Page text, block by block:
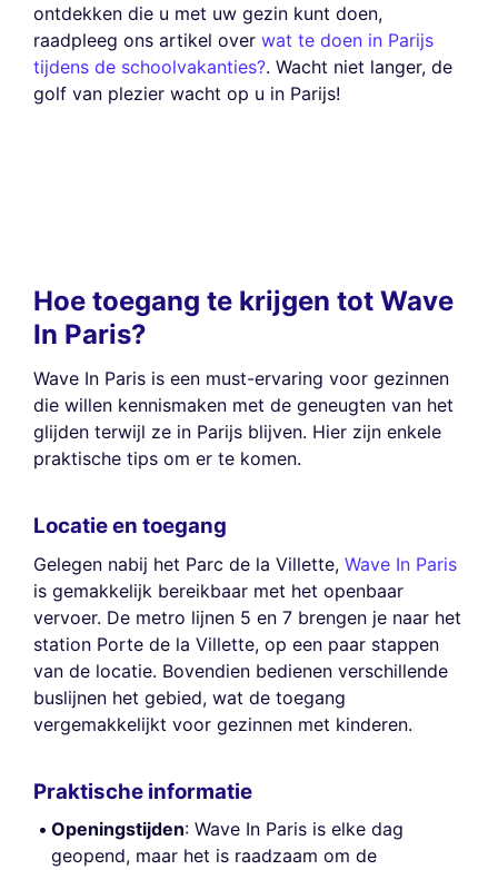
ontdekken die u met uw gezin kunt doen,
raadpleeg ons artikel over wat te doen in Parijs
tijdens de schoolvakanties?. Wacht niet langer, de
golf van plezier wacht op u in Parijs!
Hoe toegang te krijgen tot Wave
In Paris?
Wave In Paris is een must-ervaring voor gezinnen
die willen kennismaken met de geneugten van het
glijden terwijl ze in Parijs blijven. Hier zijn enkele
praktische tips om er te komen.
Locatie en toegang
Gelegen nabij het Parc de la Villette, Wave In Paris
is gemakkelijk bereikbaar met het openbaar
vervoer. De metro lijnen 5 en 7 brengen je naar het
station Porte de la Villette, op een paar stappen
van de locatie. Bovendien bedienen verschillende
buslijnen het gebied, wat de toegang
vergemakkelijkt voor gezinnen met kinderen.
Praktische informatie
Openingstijden: Wave In Paris is elke dag
geopend, maar het is raadzaam om de